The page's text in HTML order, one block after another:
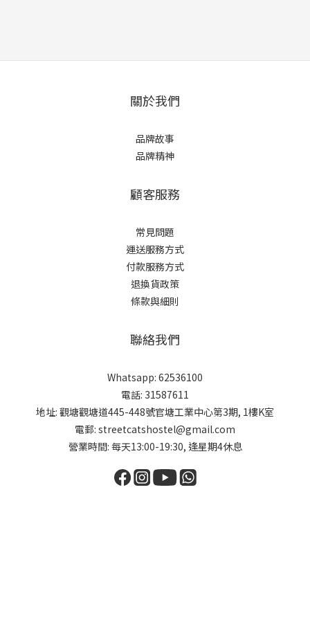
關於我們
品牌故事
品牌精神
顧客服務
常見問題
運送服務方式
付款服務方式
退換貨政策
條款與細則
聯絡我們
Whatsapp: 62536100
電話: 31587611
地址: 觀塘觀塘道445-448號官塘工業中心第3期, 1樓K室
電郵: streetcatshostel@gmail.com
營業時間: 每天13:00-19:30, 逢星期4休息